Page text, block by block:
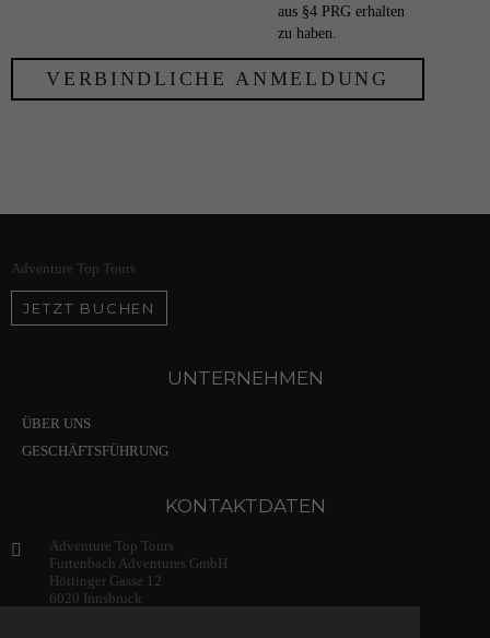
aus §4 PRG erhalten
zu haben.
Adventure Top Tours
JETZT BUCHEN
UNTERNEHMEN
ÜBER UNS
GESCHÄFTSFÜHRUNG
KONTAKTDATEN
Adventure Top Tours
Furtenbach Adventures GmbH
Höttinger Gasse 12
6020 Innsbruck